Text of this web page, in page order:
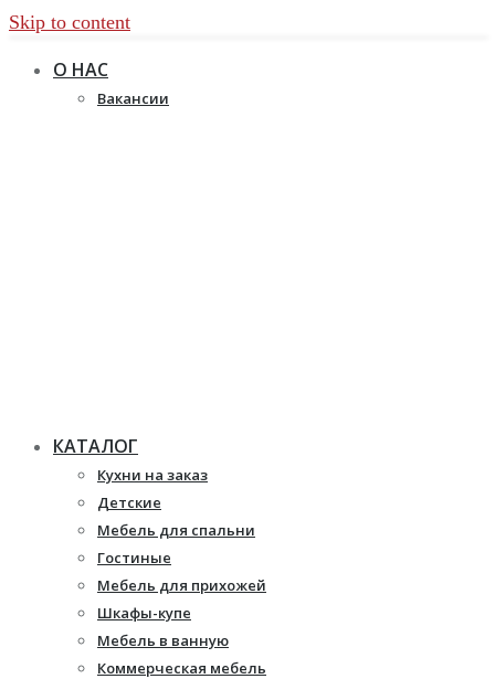
Skip to content
О НАС
Вакансии
КАТАЛОГ
Кухни на заказ
Детские
Мебель для спальни
Гостиные
Мебель для прихожей
Шкафы-купе
Мебель в ванную
Коммерческая мебель